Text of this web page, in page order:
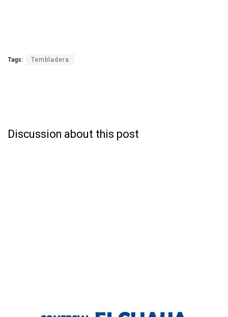
Tags: Tembladera
Discussion about this post